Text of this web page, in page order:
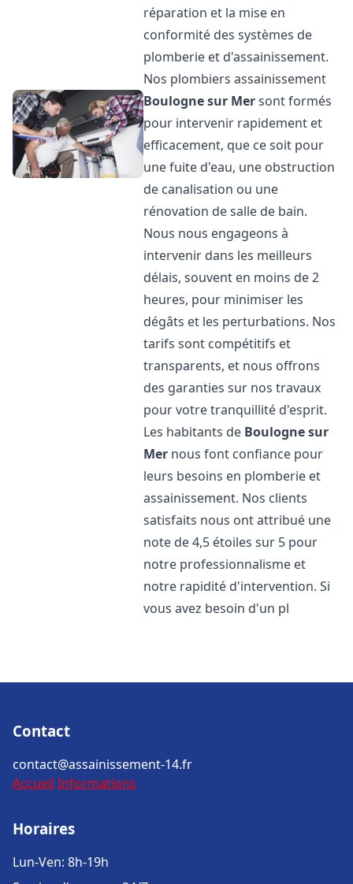
réparation et la mise en
conformité des systèmes de
plomberie et d'assainissement.
Nos plombiers assainissement
Boulogne sur Mersont formés
pour intervenir rapidement et
efficacement, que ce soit pour
une fuite d'eau, une obstruction
de canalisation ou une
rénovation de salle de bain.
Nous nous engageons à
intervenir dans les meilleurs
délais, souvent en moins de 2
heures, pour minimiser les
dégâts et les perturbations. Nos
tarifs sont compétitifs et
transparents, et nous offrons
des garanties sur nos travaux
pour votre tranquillité d'esprit.
Les habitants de Boulogne sur
Mer nous font confiance pour
leurs besoins en plomberie et
assainissement. Nos clients
satisfaits nous ont attribué une
note de 4,5 étoiles sur 5 pour
notre professionnalisme et
notre rapidité d'intervention. Si
vous avez besoin d'un pl
Contact
contact@assainissement-14.fr
Accueil Informations
Horaires
Lun-Ven: 8h-19h